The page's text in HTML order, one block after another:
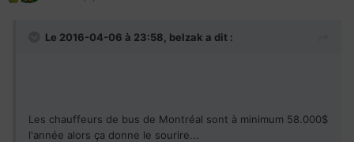
Le 2016-04-06 à 23:58, belzak a dit :
Les chauffeurs de bus de Montréal sont à minimum 58.000$
l'année alors ça donne le sourire...